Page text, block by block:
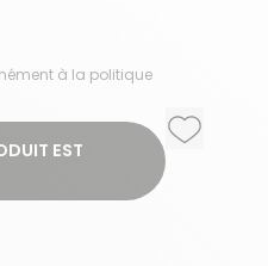
à la politique
EST
Ajouter